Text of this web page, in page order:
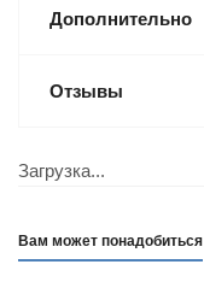
Дополнительно
Отзывы
Загрузка...
Вам может понадобиться